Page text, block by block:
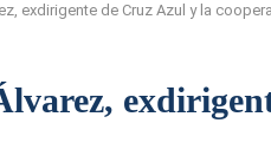
exdirigente de Cruz Azul y la